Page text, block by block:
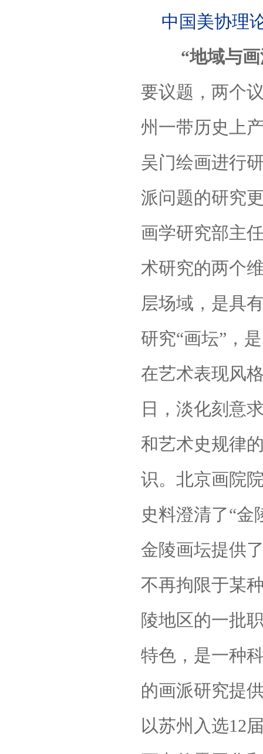
中国美协理
“地域与
要议题，两个
州一带历史上
吴门绘画进行
派问题的研究
画学研究部主
术研究的两个
层场域，是具
研究“画坛”，
在艺术表现风
日，淡化刻意
和艺术史规律
识。北京画院
史料澄清了“
金陵画坛提供
不再拘限于某
陵地区的一批
特色，是一种
的画派研究提
以苏州入选12